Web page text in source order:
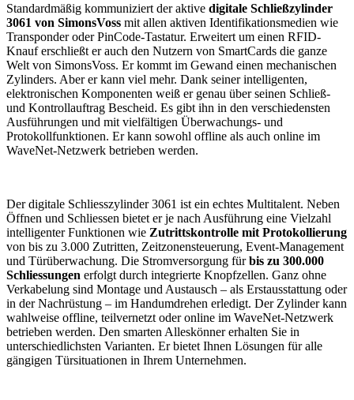
Standardmäßig kommuniziert der aktive digitale Schließzylinder
3061 von SimonsVoss mit allen aktiven Identifikationsmedien wie
Transponder oder PinCode-Tastatur. Erweitert um einen RFID-
Knauf erschließt er auch den Nutzern von SmartCards die ganze
Welt von SimonsVoss. Er kommt im Gewand einen mechanischen
Zylinders. Aber er kann viel mehr. Dank seiner intelligenten,
elektronischen Komponenten weiß er genau über seinen Schließ-
und Kontrollauftrag Bescheid. Es gibt ihn in den verschiedensten
Ausführungen und mit vielfältigen Überwachungs- und
Protokollfunktionen. Er kann sowohl offline als auch online im
WaveNet-Netzwerk betrieben werden.
Der digitale Schliesszylinder 3061 ist ein echtes Multitalent. Neben
Öffnen und Schliessen bietet er je nach Ausführung eine Vielzahl
intelligenter Funktionen wie Zutrittskontrolle mit Protokollierung
von bis zu 3.000 Zutritten, Zeitzonensteuerung, Event-Management
und Türüberwachung. Die Stromversorgung fürbis zu 300.000
Schliessungen erfolgt durch integrierte Knopfzellen. Ganz ohne
Verkabelung sind Montage und Austausch – als Erstausstattung oder
in der Nachrüstung – im Handumdrehen erledigt. Der Zylinder kann
wahlweise offline, teilvernetzt oder online im WaveNet-Netzwerk
betrieben werden. Den smarten Alleskönner erhalten Sie in
unterschiedlichsten Varianten. Er bietet Ihnen Lösungen für alle
gängigen Türsituationen in Ihrem Unternehmen.